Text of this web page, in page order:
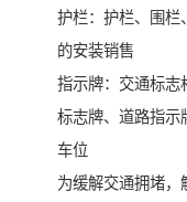
护栏：护栏、围栏
的安装销售
指示牌：交通标志
标志牌、道路指示
车位
为缓解交通拥堵，